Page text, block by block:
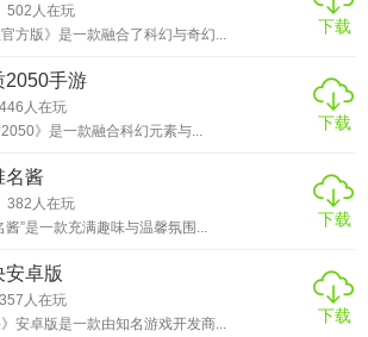
各种敌人，包括其他玩家控制的势力，
技巧】
期资源有限，需合理规划用于招募士
发科技。
势力保持良好关系，通过贸易、联姻等
盟友。
中利用地形优势，如高地可提升远程单
502 人在玩
官方版》是一款融合了科幻与奇幻...
下载
2050手游
446 人在玩
2050》是一款融合科幻元素与...
下载
名酱
382 人在玩
酱”是一款充满趣味与温馨氛围...
下载
安卓版
357 人在玩
》安卓版是一款由知名游戏开发商...
下载